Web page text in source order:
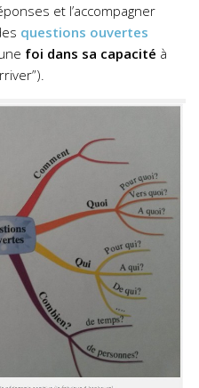
et l’accompagner
questions ouvertes
foi dans sa capacité à